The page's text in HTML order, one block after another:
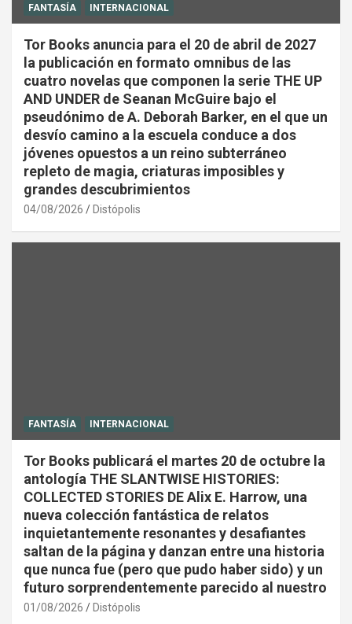
FANTASÍA INTERNACIONAL
Tor Books anuncia para el 20 de abril de 2027
la publicación en formato omnibus de las
cuatro novelas que componen la serie THE UP
AND UNDER de Seanan McGuire bajo el
pseudónimo de A. Deborah Barker, en el que un
desvío camino a la escuela conduce a dos
jóvenes opuestos a un reino subterráneo
repleto de magia, criaturas imposibles y
grandes descubrimientos
04/08/2026 Distópolis
FANTASÍA INTERNACIONAL
Tor Books publicará el martes 20 de octubre la
antología THE SLANTWISE HISTORIES:
COLLECTED STORIES DE Alix E. Harrow, una
nueva colección fantástica de relatos
inquietantemente resonantes y desafiantes
saltan de la página y danzan entre una historia
que nunca fue (pero que pudo haber sido) y un
futuro sorprendentemente parecido al nuestro
01/08/2026 Distópolis